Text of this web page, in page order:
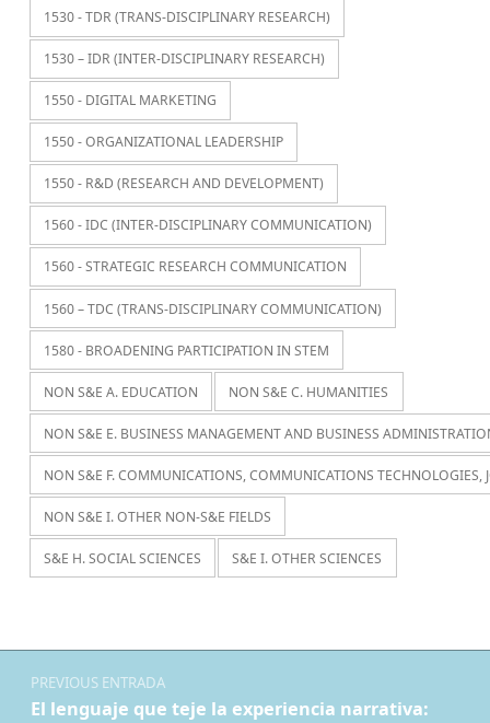
1530 - TDR (TRANS-DISCIPLINARY RESEARCH)
1530 – IDR (INTER-DISCIPLINARY RESEARCH)
1550 - DIGITAL MARKETING
1550 - ORGANIZATIONAL LEADERSHIP
1550 - R&D (RESEARCH AND DEVELOPMENT)
1560 - IDC (INTER-DISCIPLINARY COMMUNICATION)
1560 - STRATEGIC RESEARCH COMMUNICATION
1560 – TDC (TRANS-DISCIPLINARY COMMUNICATION)
1580 - BROADENING PARTICIPATION IN STEM
NON S&E A. EDUCATION NON S&E C. HUMANITIES
NON S&E E. BUSINESS MANAGEMENT AND BUSINESS
NON S&E F. COMMUNICATIONS, COMMUNICATIONS TECHNOLOGIES,
NON S&E I. OTHER NON-S&E FIELDS
S&E H. SOCIAL SCIENCES S&E I. OTHER SCIENCES
Navegación de entradas
PREVIOUS ENTRADA
El lenguaje que teje la experiencia narrativa: